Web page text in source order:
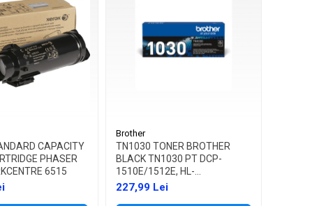
CAPACITY
PHASER
6515
Brother
TN1030 TONER BROTHER
BLACK TN1030 PT DCP-
1510E/1512E, HL-
1110E/1112E ,1K
227,99 Lei